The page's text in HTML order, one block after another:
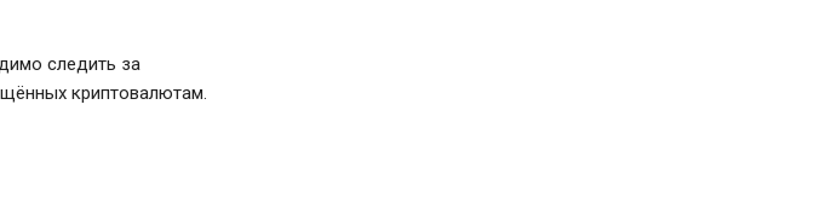
следить за
криптовалютам.